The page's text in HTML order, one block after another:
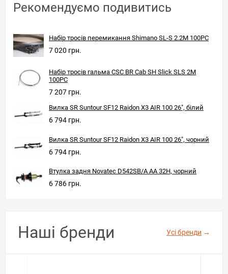
Рекомендуємо подивитись
Набір тросів перемикання Shimano SL-S 2.2M 100PC
7 020 грн.
Набір тросів гальма CSC BR Cab SH Slick SLS 2M
100PC
7 207 грн.
Вилка SR Suntour SF12 Raidon X3 AIR 100 26", білий
6 794 грн.
Вилка SR Suntour SF12 Raidon X3 AIR 100 26", чорний
6 794 грн.
Втулка задня Novatec D542SB/A AA 32H, чорний
6 786 грн.
Наші бренди Усі бренди →